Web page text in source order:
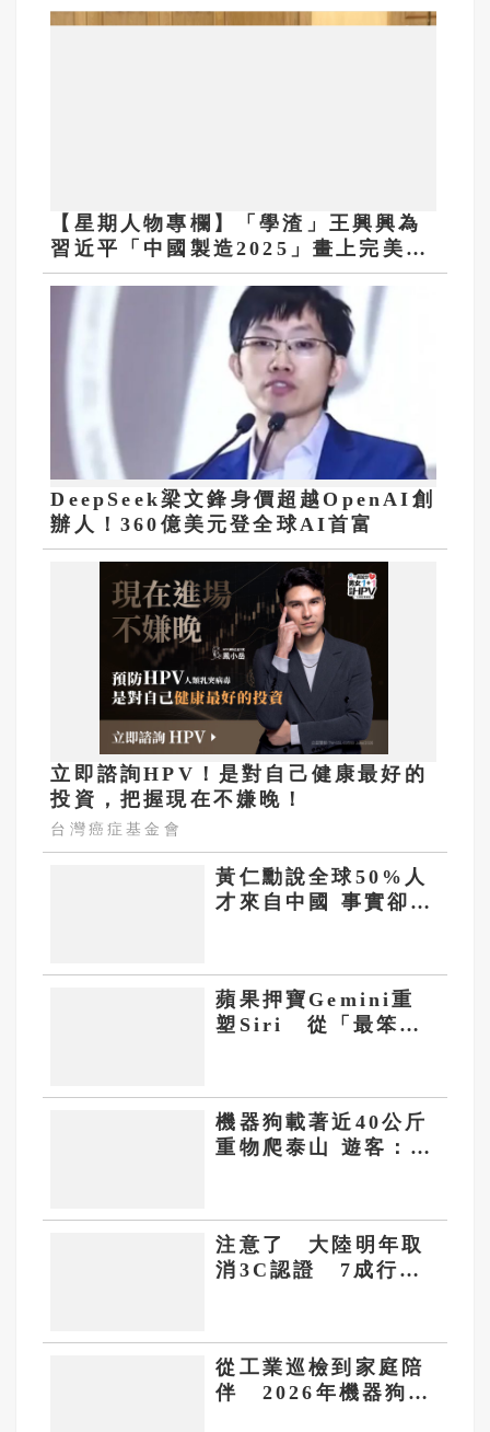
【星期人物專欄】「學渣」王興興為
習近平「中國製造2025」畫上完美句
點
DeepSeek梁文鋒身價超越OpenAI創
辦人！360億美元登全球AI首富
立即諮詢HPV！是對自己健康最好的
投資，把握現在不嫌晚！
台灣癌症基金會
黃仁勳說全球50%人
才來自中國 事實卻
蘋果押寶Gemini重
塑Siri 從「最笨聊
機器狗載著近40公斤
重物爬泰山 遊客：來
注意了 大陸明年取
消3C認證 7成行動
從工業巡檢到家庭陪
伴 2026年機器狗能